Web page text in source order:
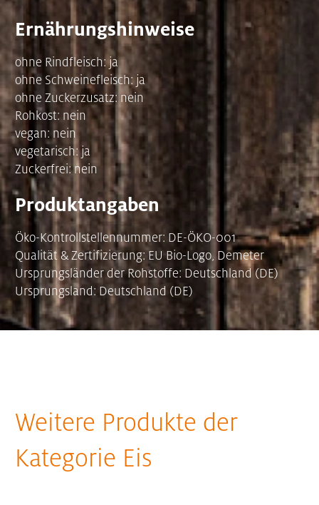
Ernährungshinweise
ohne Rindfleisch: ja
ohne Schweinefleisch: ja
ohne Zuckerzusatz: nein
Rohkost: nein
vegan: nein
vegetarisch: ja
Zuckerfrei: nein
Produktangaben
Öko-Kontrollstellennummer: DE-ÖKO-001
Qualität & Zertifizierung: EU Bio-Logo, Demeter
Ursprungsländer der Rohstoffe: Deutschland (DE)
Ursprungsland: Deutschland (DE)
Weitere Produkte der
Kategorie Eis